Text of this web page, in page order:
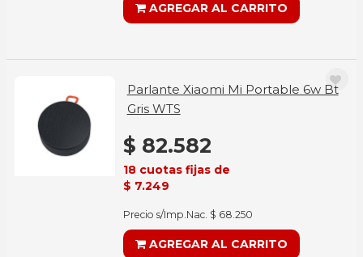
AGREGAR AL CARRITO
Parlante Xiaomi Mi Portable 6w Bt
Gris WTS
$ 82.582
18 cuotas fijas de
$ 7.249
Precio s/Imp.Nac. $ 68.250
AGREGAR AL CARRITO